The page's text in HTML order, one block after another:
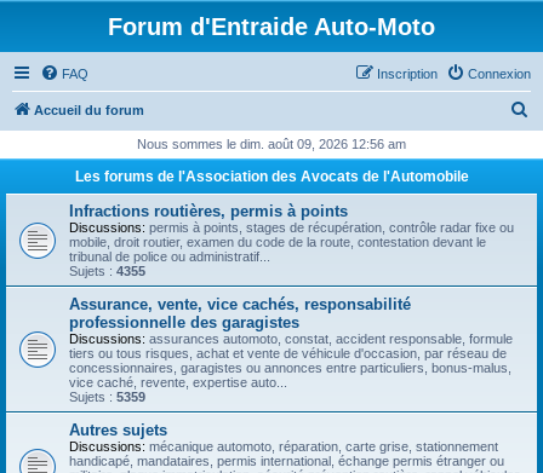
Forum d'Entraide Auto-Moto
FAQ Connexion
Inscription
Accueil du forum
h
c
Nous sommes le dim. août 09, 2026 12:56 am
Les forums de l'Association des Avocats de l'Automobile
Infractions routières, permis à points
Discussions: permis à points, stages de récupération, contrôle radar fixe ou
mobile, droit routier, examen du code de la route, contestation devant le
tribunal de police ou administratif...
Sujets : 4355
Assurance, vente, vice cachés, responsabilité
professionnelle des garagistes
Discussions: assurances automoto, constat, accident responsable, formule
tiers ou tous risques, achat et vente de véhicule d'occasion, par réseau de
concessionnaires, garagistes ou annonces entre particuliers, bonus-malus,
vice caché, revente, expertise auto...
Sujets : 5359
Autres sujets
Discussions: mécanique automoto, réparation, carte grise, stationnement
handicapé, mandataires, permis international, échange permis étranger ou